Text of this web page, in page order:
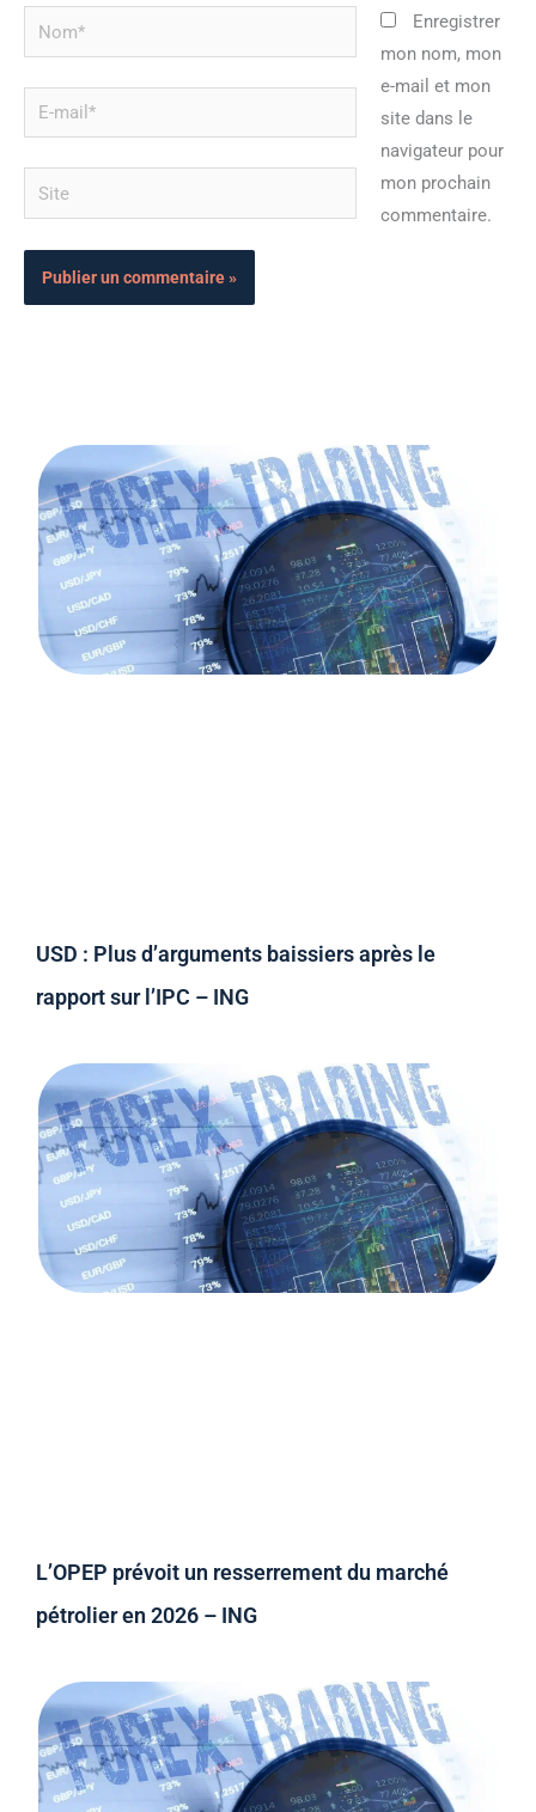
Nom*
mail*
Site
Enregistrer
mon nom, mon
e-mail et mon
site dans le
navigateur pour
mon prochain
commentaire.
USD : Plus d’arguments baissiers après le
rapport sur l’IPC – ING
L’OPEP prévoit un resserrement du marché
pétrolier en 2026 – ING